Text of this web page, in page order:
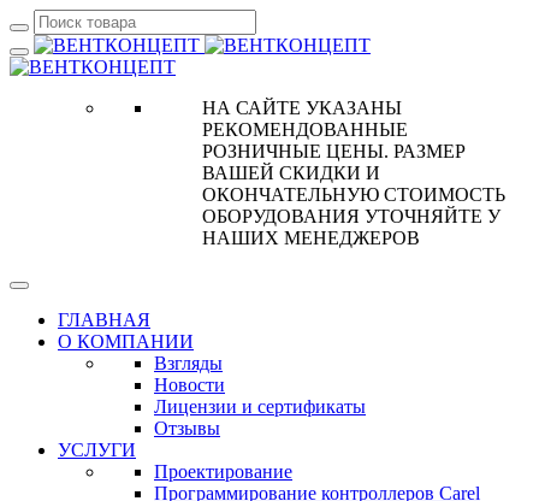
НА САЙТЕ УКАЗАНЫ
РЕКОМЕНДОВАННЫЕ
РОЗНИЧНЫЕ ЦЕНЫ. РАЗМЕР
ВАШЕЙ СКИДКИ И
ОКОНЧАТЕЛЬНУЮ СТОИМОСТЬ
ОБОРУДОВАНИЯ УТОЧНЯЙТЕ У
НАШИХ МЕНЕДЖЕРОВ
ГЛАВНАЯ
О КОМПАНИИ
Взгляды
Новости
Лицензии и сертификаты
Отзывы
УСЛУГИ
Проектирование
Программирование контроллеров Carel